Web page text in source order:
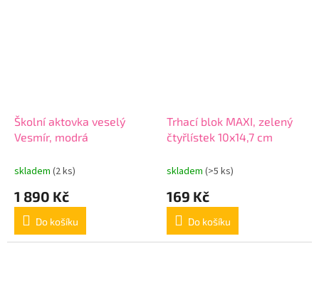
Školní aktovka veselý
Vesmír, modrá
skladem (2 ks)
1 890 Kč
Do košíku
Trhací blok MAXI, zelený
čtyřlístek 10x14,7 cm
skladem (>5 ks)
169 Kč
Do košíku